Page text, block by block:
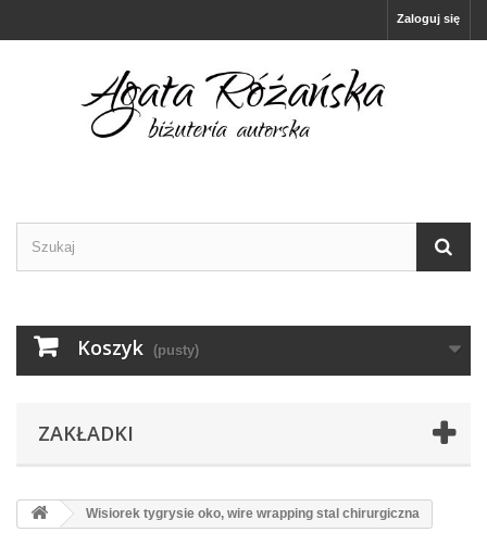
Zaloguj się
Koszyk (pusty)
ZAKŁADKI
Wisiorek tygrysie oko, wire wrapping stal chirurgiczna